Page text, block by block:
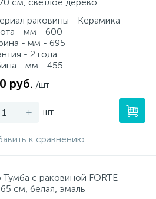
раковины - Керамика
- мм - 600
- мм - 695
- 2 года
- мм - 455
руб. /шт
+ шт
к сравнению
Тумба с раковиной FORTE-
см, белая, эмаль